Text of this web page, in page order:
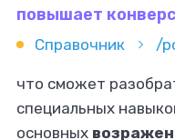
повышает
Справочник
что сможет
специальных
основных